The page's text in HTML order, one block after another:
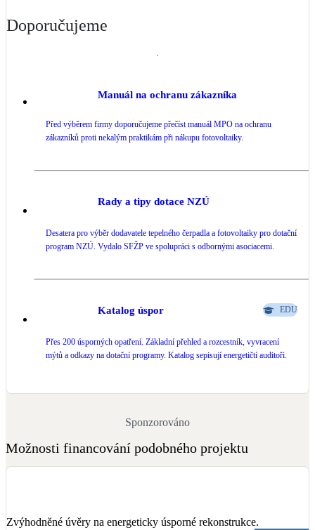
Doporučujeme
Manuál na ochranu zákazníka
Před výběrem firmy doporučujeme přečíst manuál MPO na ochranu
zákazníků proti nekalým praktikám při nákupu fotovoltaiky.
Rady a tipy dotace NZÚ
Desatera pro výběr dodavatele tepelného čerpadla a fotovoltaiky pro dotační
program NZÚ. Vydalo SFŽP ve spolupráci s odbornými asociacemi.
Katalog úspor EDU
Přes 200 úsporných opatření. Základní přehled a rozcestník, vyvracení
mýtů a odkazy na dotační programy. Katalog sepisují energetičtí auditoři.
Možnosti financování podobného projektu
Sponzorováno
Zvýhodněné úvěry na energeticky úsporné rekonstrukce.